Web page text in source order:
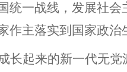
统一战线，发展社
作主落实到国家政
长起来的新一代无